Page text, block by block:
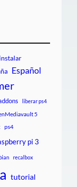
Español
liberar ps4
5
ps4
pi 3
recalbox
tutorial